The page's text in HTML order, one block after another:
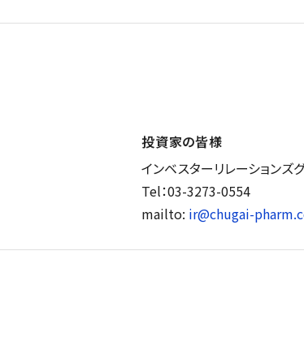
投資家の皆様
インベスターリレーションズ
Tel：03-3273-0554
mailto: ir@chugai-